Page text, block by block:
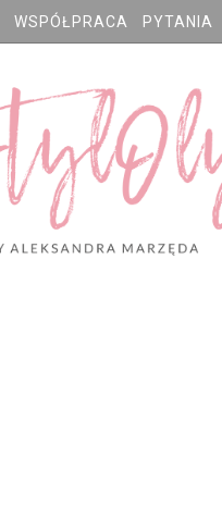
WSPÓŁPRACA PYTANIA